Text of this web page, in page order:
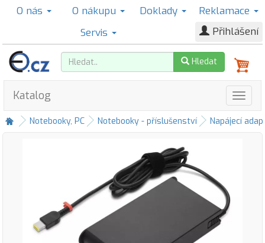
O nás O nákupu Doklady
Reklamace
Servis
Přihlášení
Hledat
Katalog
Notebooky, PC Notebooky - příslušenství Napájecí